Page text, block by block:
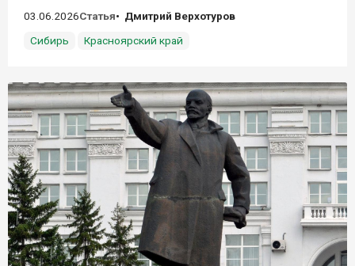
03.06.2026Статья
Дмитрий Верхотуров
Сибирь
Красноярский край